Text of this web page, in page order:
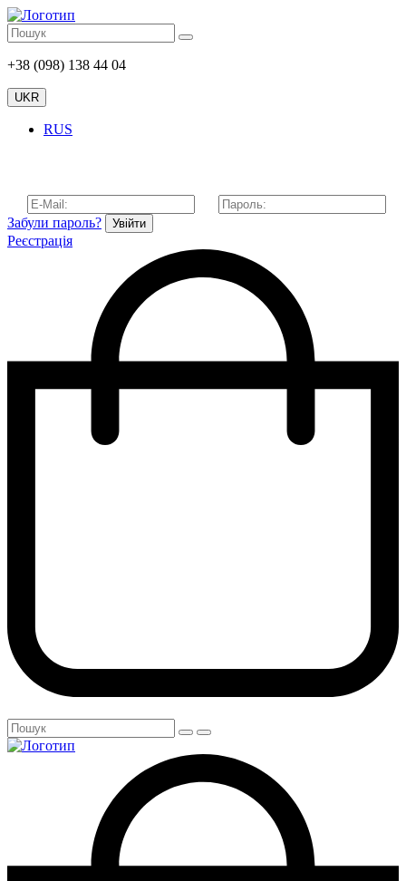
+38 (098) 138 44 04
UKR
RUS
Забули пароль? Увійти
Реєстрація